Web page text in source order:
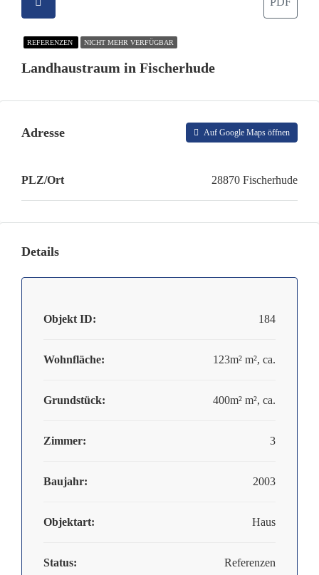
REFERENZEN NICHT MEHR VERFÜGBAR
Landhaustraum in Fischerhude
Adresse Auf Google Maps öffnen
PLZ/Ort 28870 Fischerhude
Details
Objekt ID: 184
Wohnfläche: 123m² m², ca.
Grundstück: 400m² m², ca.
Zimmer: 3
Baujahr: 2003
Objektart: Haus
Status: Referenzen